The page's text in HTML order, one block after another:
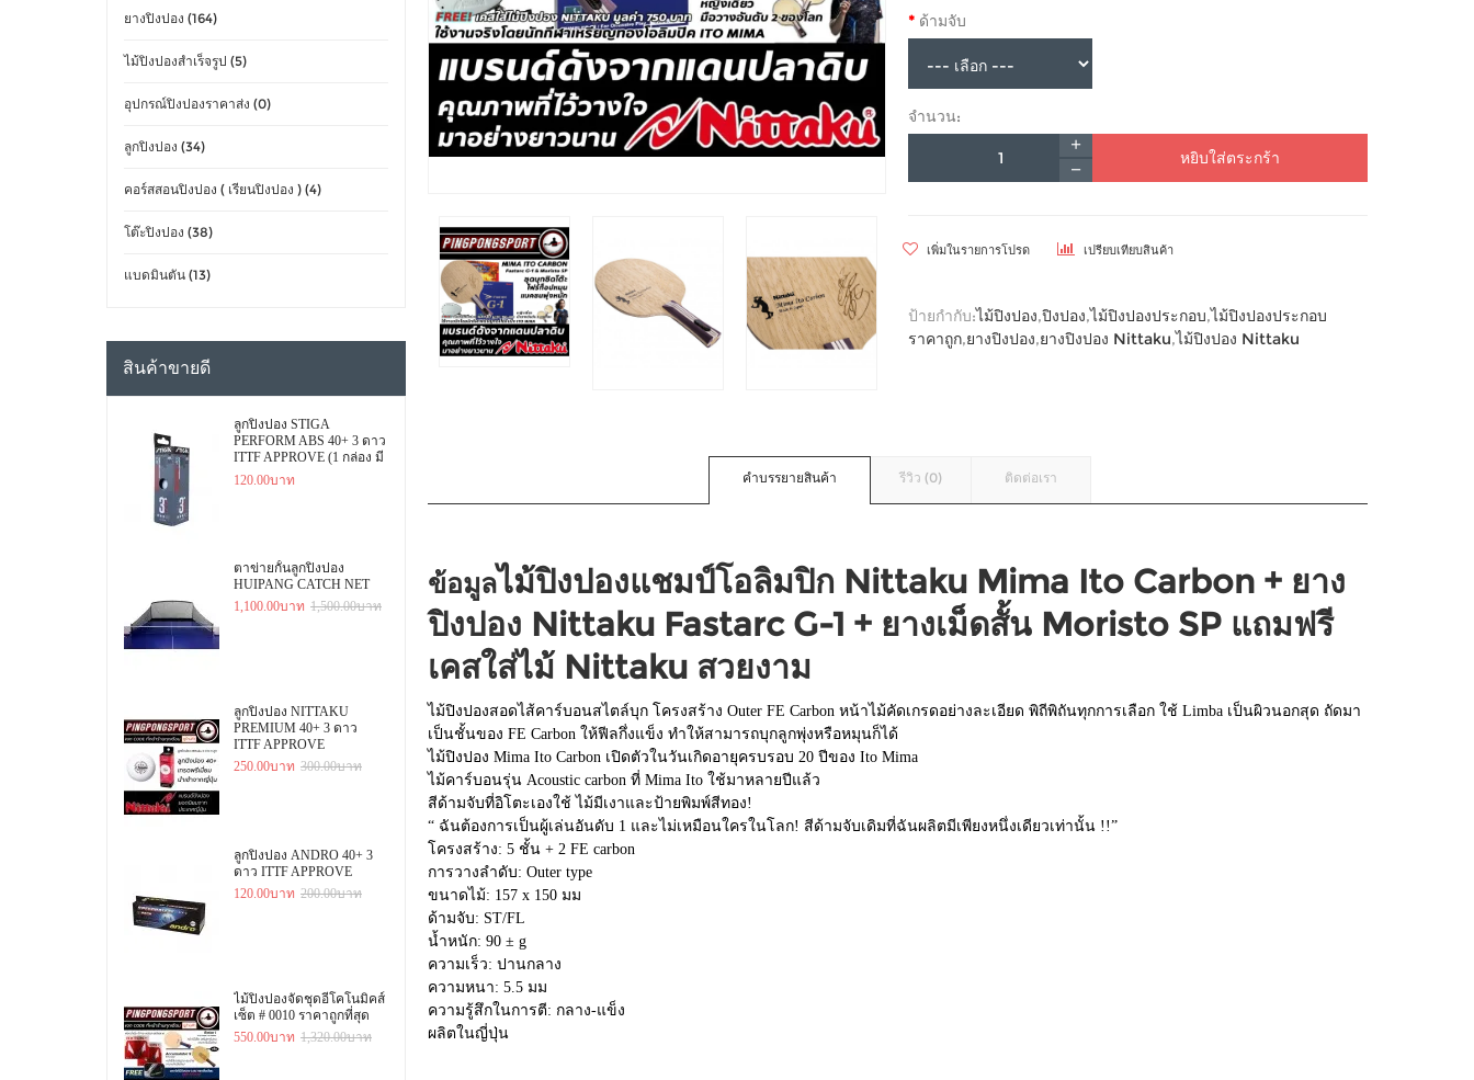
ยางปิงปอง (164)
ไม้ปิงปองสำเร็จรูป (5)
อุปกรณ์ปิงปองราคาส่ง (0)
ลูกปิงปอง (34)
คอร์สสอนปิงปอง ( เรียนปิงปอง ) (4)
โต๊ะปิงปอง (38)
แบดมินตัน (13)
สินค้าขายดี
ลูกปิงปอง STIGA
PERFORM ABS 40+ 3 ดาว
ITTF APPROVE (1 กล่อง มี
3 ลูก)
120.00บาท
ตาข่ายกั้นลูกปิงปอง
HUIPANG CATCH NET
1,100.00บาท 1,500.00บาท
ลูกปิงปอง NITTAKU
PREMIUM 40+ 3 ดาว
ITTF APPROVE
250.00บาท 300.00บาท
ลูกปิงปอง ANDRO 40+ 3
ดาว ITTF APPROVE
120.00บาท 200.00บาท
ไม้ปิงปองจัดชุดอีโคโนมิคส์
เซ็ต # 0010 ราคาถูกที่สุด
550.00บาท 1,320.00บาท
ด้ามจับ
จำนวน:
หยิบใส่ตระกร้า
เพิ่มในรายการโปรด เปรียบเทียบสินค้า
ป้ายกำกับ:ไม้ปิงปอง,ปิงปอง,ไม้ปิงปองประกอบ,ไม้ปิงปองประกอบ
ราคาถูก,ยางปิงปอง,ยางปิงปอง Nittaku,ไม้ปิงปอง Nittaku
คำบรรยายสินค้า รีวิว (0) ติดต่อเรา
ข้อมูลไม้ปิงปองแชมป์โอลิมปิก Nittaku Mima Ito Carbon + ยาง
ปิงปอง Nittaku Fastarc G-1 + ยางเม็ดสั้น Moristo SP แถมฟรี
เคสใส่ไม้ Nittaku สวยงาม
ไม้ปิงปองสอดไส้คาร์บอนสไตล์บุก โครงสร้าง Outer FE Carbon หน้าไม้คัดเกรดอย่างละเอียด พิถีพิถันทุกการเลือก ใช้ Limba เป็นผิวนอกสุด ถัดมา
เป็นชั้นของ FE Carbon ให้ฟีลกึ่งแข็ง ทำให้สามารถบุกลูกพุ่งหรือหมุนก็ได้
ไม้ปิงปอง Mima Ito Carbon เปิดตัวในวันเกิดอายุครบรอบ 20 ปีของ Ito Mima
ไม้คาร์บอนรุ่น Acoustic carbon ที่ Mima Ito ใช้มาหลายปีแล้ว
สีด้ามจับที่อิโตะเองใช้ ไม้มีเงาและป้ายพิมพ์สีทอง!
“ ฉันต้องการเป็นผู้เล่นอันดับ 1 และไม่เหมือนใครในโลก! สีด้ามจับเดิมที่ฉันผลิตมีเพียงหนึ่งเดียวเท่านั้น !!”
โครงสร้าง: 5 ชั้น + 2 FE carbon
การวางลำดับ: Outer type
ขนาดไม้: 157 x 150 มม
ด้ามจับ: ST/FL
น้ำหนัก: 90 ± g
ความเร็ว: ปานกลาง
ความหนา: 5.5 มม
ความรู้สึกในการตี: กลาง-แข็ง
ผลิตในญี่ปุ่น